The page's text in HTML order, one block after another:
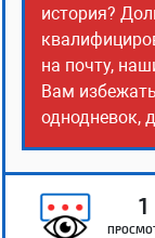
история?
на почту,
Вам
однодневок,
1